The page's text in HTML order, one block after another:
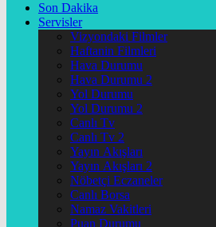
Son Dakika
Servisler
Vizyondaki Filmler
Haftanin Filmleri
Hava Durumu
Hava Durumu 2
Yol Durumu
Yol Durumu 2
Canlı Tv
Canlı Tv 2
Yayın Akışları
Yayın Akışları 2
Nöbetçi Eczaneler
Canlı Borsa
Namaz Vakitleri
Puan Durumu